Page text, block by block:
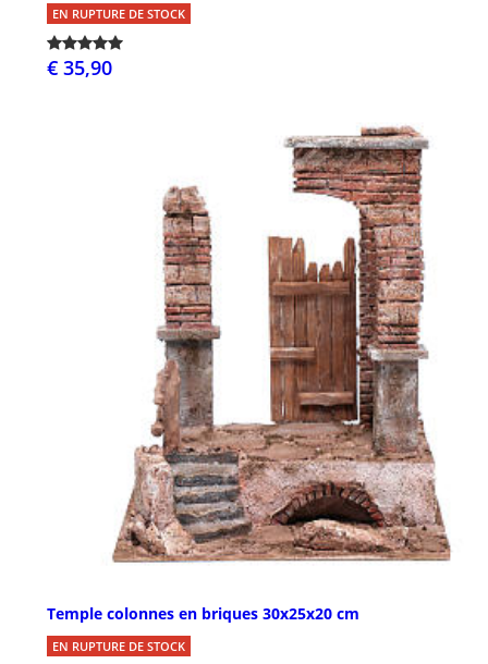
EN RUPTURE DE STOCK
€ 35,90
Temple colonnes en briques 30x25x20 cm
EN RUPTURE DE STOCK